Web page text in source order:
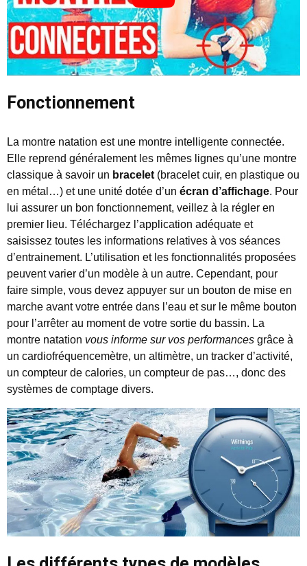
Fonctionnement
La montre natation est une montre intelligente connectée.
Elle reprend généralement les mêmes lignes qu’une montre
classique à savoir un bracelet (bracelet cuir, en plastique ou
en métal…) et une unité dotée d’un écran d’affichage. Pour
lui assurer un bon fonctionnement, veillez à la régler en
premier lieu. Téléchargez l’application adéquate et
saisissez toutes les informations relatives à vos séances
d’entrainement. L’utilisation et les fonctionnalités proposées
peuvent varier d’un modèle à un autre. Cependant, pour
faire simple, vous devez appuyer sur un bouton de mise en
marche avant votre entrée dans l’eau et sur le même bouton
pour l’arrêter au moment de votre sortie du bassin. La
montre natation vous informe sur vos performances grâce à
un cardiofréquencemètre, un altimètre, un tracker d’activité,
un compteur de calories, un compteur de pas…, donc des
systèmes de comptage divers.